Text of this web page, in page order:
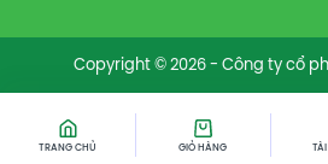
TRANG CHỦ GIỎ HÀNG
Copyright © 2026 - Công ty cổ